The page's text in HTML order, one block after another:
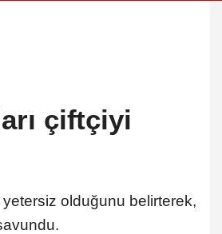
çiftçiyi
yetersiz olduğunu belirterek,